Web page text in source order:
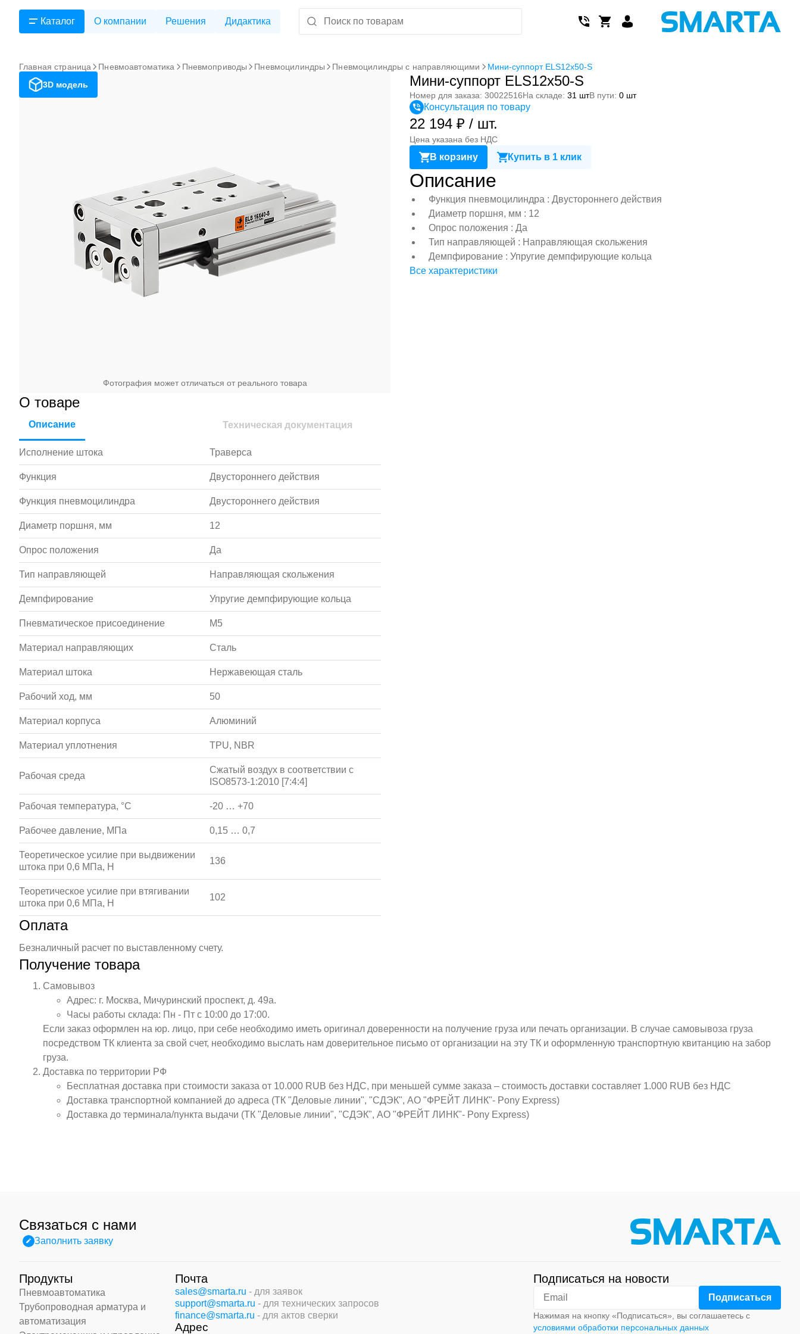
Каталог О компании Решения Дидактика
Главная страница Пневмоавтоматика Пневмоприводы Пневмоцилиндры Пневмоцилиндры с направляющими
Мини-суппорт ELS12x50-S
3D модель
Фотография может отличаться от реального товара
Мини-суппорт ELS12x50-S
Номер для заказа: 30022516На складе: 31 штВ пути: 0 шт
Консультация по товару
22 194 ₽ / шт.
Цена указана без НДС
В корзину Купить в 1 клик
Описание
Функция пневмоцилиндра : Двустороннего действия
Диаметр поршня, мм : 12
Опрос положения : Да
Тип направляющей : Направляющая скольжения
Демпфирование : Упругие демпфирующие кольца
Все характеристики
О товаре
Описание Техническая документация
Исполнение штока Траверса
Функция Двустороннего действия
Функция пневмоцилиндра Двустороннего действия
Диаметр поршня, мм 12
Опрос положения Да
Тип направляющей Направляющая скольжения
Демпфирование Упругие демпфирующие кольца
Пневматическое присоединение M5
Материал направляющих Сталь
Материал штока Нержавеющая сталь
Рабочий ход, мм 50
Материал корпуса Алюминий
Материал уплотнения TPU, NBR
Рабочая среда
Сжатый воздух в соответствии с
ISO8573-1:2010 [7:4:4]
Рабочая температура, °С -20 … +70
Рабочее давление, МПа 0,15 … 0,7
Теоретическое усилие при выдвижении
штока при 0,6 МПа, Н
136
Теоретическое усилие при втягивании
штока при 0,6 МПа, Н
102
Оплата
Безналичный расчет по выставленному счету.
Получение товара
Самовывоз
Адрес: г. Москва, Мичуринский проспект, д. 49а.
Часы работы склада: Пн - Пт с 10:00 до 17:00.
Если заказ оформлен на юр. лицо, при себе необходимо иметь оригинал доверенности на получение груза или печать организации. В случае самовывоза груза
посредством ТК клиента за свой счет, необходимо выслать нам доверительное письмо от организации на эту ТК и оформленную транспортную квитанцию на забор
груза.
Доставка по территории РФ
Бесплатная доставка при стоимости заказа от 10.000 RUB без НДС, при меньшей сумме заказа – стоимость доставки составляет 1.000 RUB без НДС
Доставка транспортной компанией до адреса (ТК "Деловые линии", "СДЭК", АО "ФРЕЙТ ЛИНК"- Pony Express)
Доставка до терминала/пункта выдачи (ТК "Деловые линии", "СДЭК", АО "ФРЕЙТ ЛИНК"- Pony Express)
Связаться с нами
Заполнить заявку
Продукты
Пневмоавтоматика
Трубопроводная арматура и
автоматизация
Почта
sales@smarta.ru - для заявок
support@smarta.ru - для технических запросов
finance@smarta.ru - для актов сверки
Адрес
Подписаться на новости
Нажимая на кнопку «Подписаться», вы соглашаетесь с
условиями обработки персональных данных